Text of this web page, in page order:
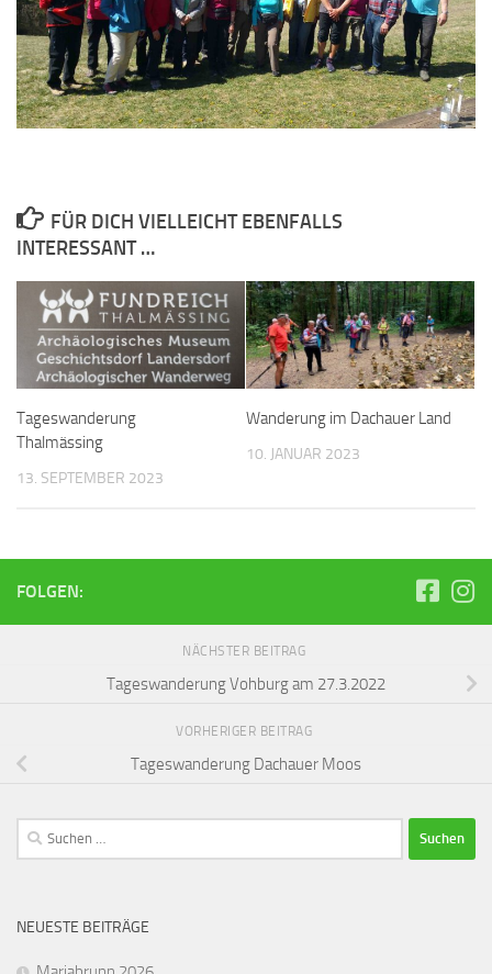
FÜR DICH VIELLEICHT EBENFALLS
INTERESSANT …
Tageswanderung
Thalmässing
13. SEPTEMBER 2023
Wanderung im Dachauer Land
10. JANUAR 2023
FOLGEN:
NÄCHSTER BEITRAG
Tageswanderung Vohburg am 27.3.2022
VORHERIGER BEITRAG
Tageswanderung Dachauer Moos
Suchen
nach:
NEUESTE BEITRÄGE